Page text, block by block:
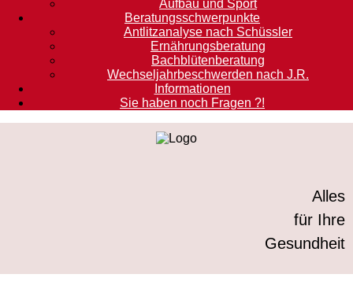
Aufbau und Sport
Beratungsschwerpunkte
Antlitzanalyse nach Schüssler
Ernährungsberatung
Bachblütenberatung
Wechseljahrbeschwerden nach J.R.
Informationen
Sie haben noch Fragen ?!
Alles
für Ihre
Gesundheit